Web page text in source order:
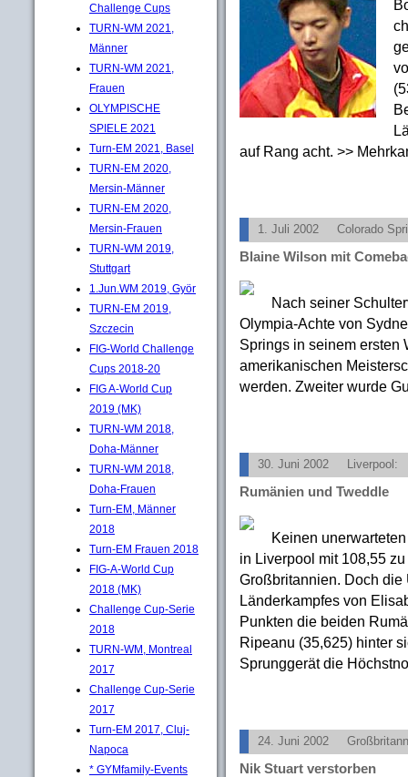
Challenge Cups
TURN-WM 2021,
Männer
TURN-WM 2021,
Frauen
OLYMPISCHE
SPIELE 2021
Turn-EM 2021, Basel
TURN-EM 2020,
Mersin-Männer
TURN-EM 2020,
Mersin-Frauen
TURN-WM 2019,
Stuttgart
1.Jun.WM 2019, Györ
TURN-EM 2019,
Szczecin
FIG-World Challenge
Cups 2018-20
FIG A-World Cup
2019 (MK)
TURN-WM 2018,
Doha-Männer
TURN-WM 2018,
Doha-Frauen
Turn-EM, Männer
2018
Turn-EM Frauen 2018
FIG-A-World Cup
2018 (MK)
Challenge Cup-Serie
2018
TURN-WM, Montreal
2017
Challenge Cup-Serie
2017
Turn-EM 2017, Cluj-
Napoca
* GYMfamily-Events
auf Rang acht. >>
1. Juli 2002 Colorado
Blaine Wilson mit
Nach seiner
Olympia-Achte von
Springs in seinem ersten
amerikanischen
werden. Zweiter wurde
30. Juni 2002 Liverpool:
Rumänien und Tweddle
Keinen
in Liverpool mit 108,55
Großbritannien. Doch
Länderkampfes von
Punkten die beiden
Ripeanu (35,625) hinter
Sprunggerät die
24. Juni 2002
Nik Stuart verstorben